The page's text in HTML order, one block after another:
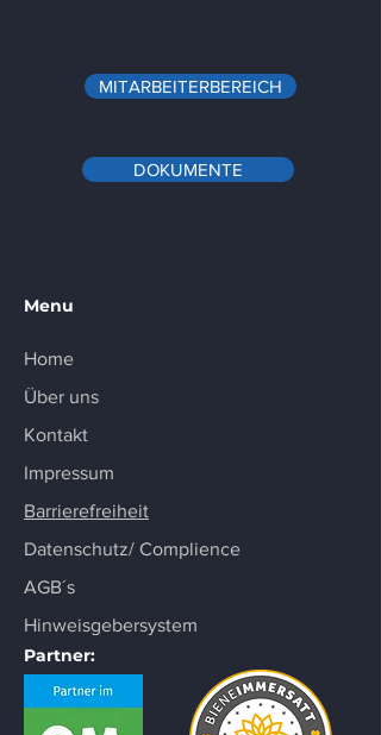
MITARBEITERBEREICH
DOKUMENTE
Menu
Home
Über uns
Kontakt
Impressum
Barrierefreiheit
Datenschutz/ Complience
AGB´s
Hinweisgebersystem
Partner: